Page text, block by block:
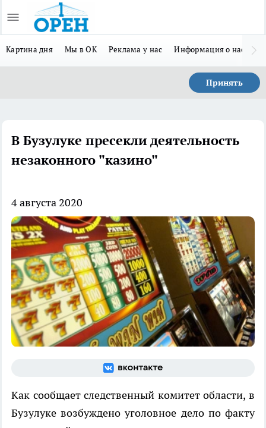
Картина дня Мы в ОК Реклама у нас Информация о нас
Принять
В Бузулуке пресекли деятельность
незаконного "казино"
4 августа 2020
Как сообщает следственный комитет области, в
Бузулуке возбуждено уголовное дело по факту